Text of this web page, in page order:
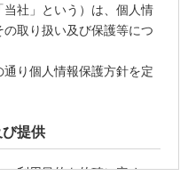
社」という）は、個人情
取り扱い及び保護等につ
り個人情報保護方針を定
び提供
利用目的を的確に定め、